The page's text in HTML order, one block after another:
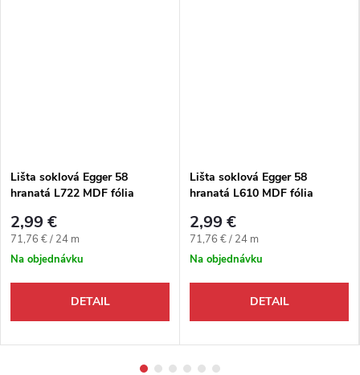
Lišta soklová Egger 58
hranatá L722 MDF fólia
2,99 €
Jednotková cena:
71,76 € / 24 m
Na objednávku
DETAIL
Lišta soklová Egger 58
hranatá L610 MDF fólia
2,99 €
Jednotková cena:
71,76 € / 24 m
Na objednávku
DETAIL